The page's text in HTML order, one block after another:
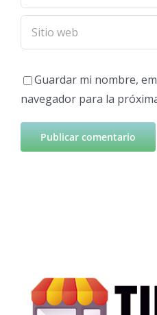
Guardar mi nombre,
navegador para la